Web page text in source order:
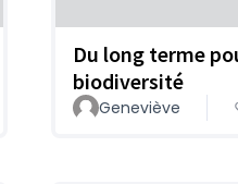
Du long terme
biodiversité
Geneviève